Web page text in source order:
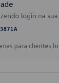
login na
para clientes